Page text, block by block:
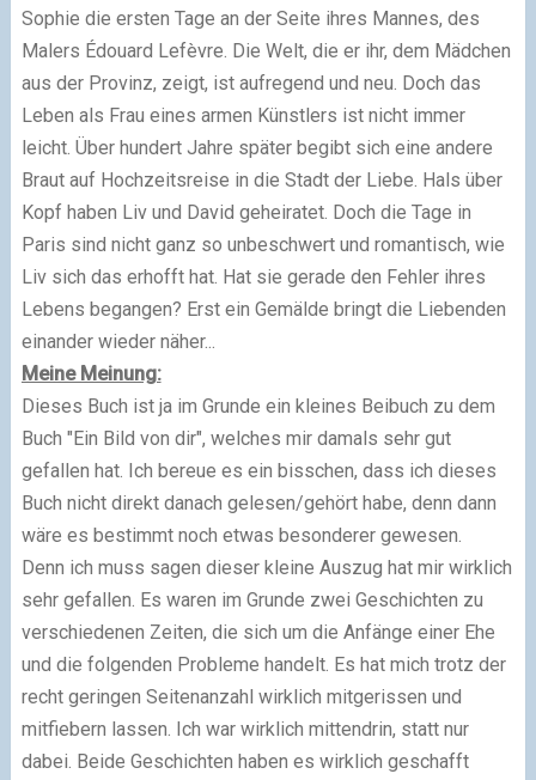
Sophie die ersten Tage an der Seite ihres Mannes, des
Malers Édouard Lefèvre. Die Welt, die er ihr, dem Mädchen
aus der Provinz, zeigt, ist aufregend und neu. Doch das
Leben als Frau eines armen Künstlers ist nicht immer
leicht. Über hundert Jahre später begibt sich eine andere
Braut auf Hochzeitsreise in die Stadt der Liebe. Hals über
Kopf haben Liv und David geheiratet. Doch die Tage in
Paris sind nicht ganz so unbeschwert und romantisch, wie
Liv sich das erhofft hat. Hat sie gerade den Fehler ihres
Lebens begangen? Erst ein Gemälde bringt die Liebenden
einander wieder näher...
Meine Meinung:
Dieses Buch ist ja im Grunde ein kleines Beibuch zu dem
Buch "Ein Bild von dir", welches mir damals sehr gut
gefallen hat. Ich bereue es ein bisschen, dass ich dieses
Buch nicht direkt danach gelesen/gehört habe, denn dann
wäre es bestimmt noch etwas besonderer gewesen.
Denn ich muss sagen dieser kleine Auszug hat mir wirklich
sehr gefallen. Es waren im Grunde zwei Geschichten zu
verschiedenen Zeiten, die sich um die Anfänge einer Ehe
und die folgenden Probleme handelt. Es hat mich trotz der
recht geringen Seitenanzahl wirklich mitgerissen und
mitfiebern lassen. Ich war wirklich mittendrin, statt nur
dabei. Beide Geschichten haben es wirklich geschafft